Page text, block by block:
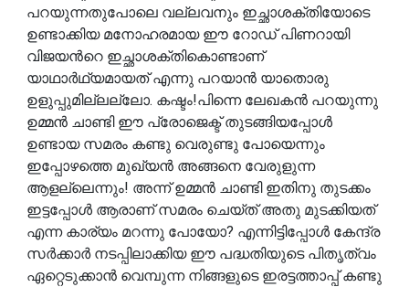
പറയുന്നതുപോലെ വല്ലവനും ഇച്ഛാശക്തിയോടെ
ഉണ്ടാക്കിയ മനോഹരമായ ഈ റോഡ് പിണറായി
വിജയൻറെ ഇച്ഛാശക്തികൊണ്ടാണ്
യാഥാർഥ്യമായത് എന്നു പറയാൻ യാതൊരു
ഉളുപ്പുമില്ലല്ലോ. കഷ്ടം!പിന്നെ ലേഖകൻ പറയുന്നു
ഉമ്മൻ ചാണ്ടി ഈ പ്രോജെക്ട് തുടങ്ങിയപ്പോൾ
ഉണ്ടായ സമരം കണ്ടു വെരുണ്ടു പോയെന്നും
ഇപ്പോഴത്തെ മുഖ്യൻ അങ്ങനെ വേരുളുന്ന
ആളല്ലെന്നും! അന്ന് ഉമ്മൻ ചാണ്ടി ഇതിനു തുടക്കം
ഇട്ടപ്പോൾ ആരാണ് സമരം ചെയ്ത് അതു മുടക്കിയത്
എന്ന കാര്യം മറന്നു പോയോ? എന്നിട്ടിപ്പോൾ കേന്ദ്ര
സർക്കാർ നടപ്പിലാക്കിയ ഈ പദ്ധതിയുടെ പിതൃത്വം
ഏറ്റെടുക്കാൻ വെമ്പുന്ന നിങ്ങളുടെ ഇരട്ടത്താപ്പ് കണ്ടു